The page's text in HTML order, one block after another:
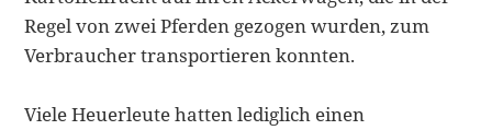
Regel von zwei Pferden gezogen wurden, zum
Verbraucher transportieren konnten.
Viele Heuerleute hatten lediglich einen